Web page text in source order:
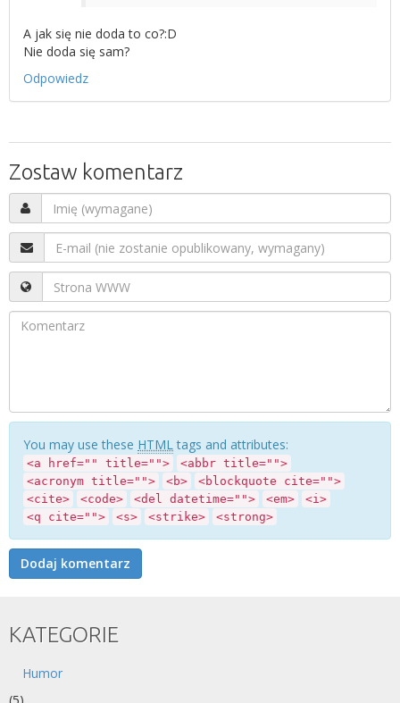
A jak się nie doda to co?:D
Nie doda się sam?
Odpowiedz
Zostaw komentarz
You may use these HTMLtags and attributes:
<a href="" title="">
<abbr title="">
<acronym title="">
<b>
<blockquote cite="">
<cite>
<code> <del datetime=""> <em>
<i>
<q cite="">
<s> <strike> <strong>
KATEGORIE
Humor